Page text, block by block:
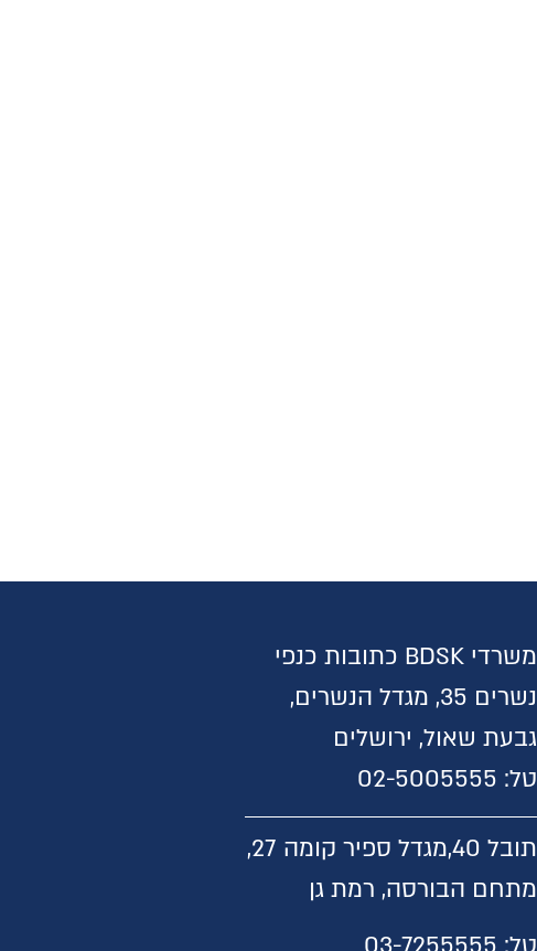
משרדי BDSK כתובות כנפי
נשרים 35, מגדל הנשרים,
גבעת שאול, ירושלים
טל: 02-5005555
תובל 40,
מגדל ספיר קומה 27,
מתחם הבורסה, רמת גן